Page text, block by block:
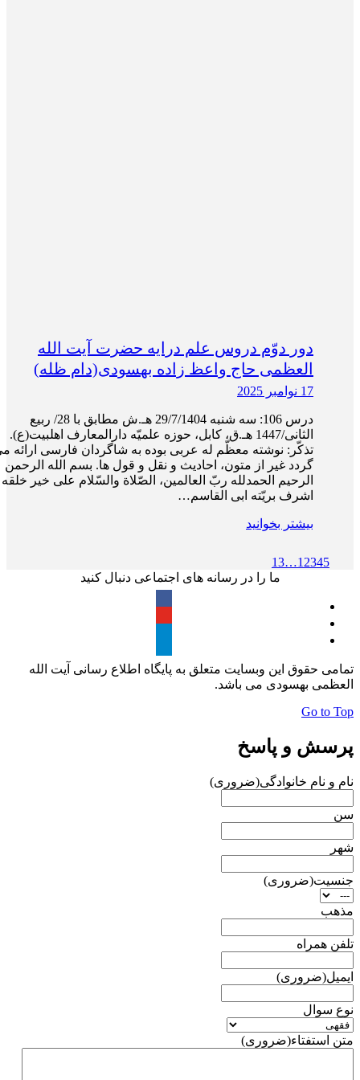
دور دوّم دروس علم درایه حضرت آیت الله
العظمی حاج واعظ زاده بهسودی(دام ظله)
17 نوامبر 2025
درس 106: سه‌ شنبه 29/7/1404 هـ.ش مطابق با 28/ ربیع
الثانی/1447 هـ.ق، کابل، حوزه علمیّه دارالمعارف اهلبیت(ع).
تذکّر: نوشته معظّم له عربی بوده به شاگردان فارسی ارائه
گردد غیر از متون، احادیث و نقل و قول ها. بسم الله الرحمن
الرحیم الحمدلله ربّ العالمین، الصّلاة والسّلام علی خیر
اشرف بریّته ابی القاسم…
بیشتر بخوانید
1 2345
…
13
ما را در رسانه های اجتماعی دنبال کنید
تمامی حقوق این وبسایت متعلق به پایگاه اطلاع رسانی آیت الله
العظمی بهسودی می باشد.
Go to Top
پرسش و پاسخ
نام و نام خانوادگی(ضروری)
سن
شهر
جنسیت(ضروری)
مذهب
تلفن همراه
ایمیل(ضروری)
نوع سوال
متن استفتاء(ضروری)